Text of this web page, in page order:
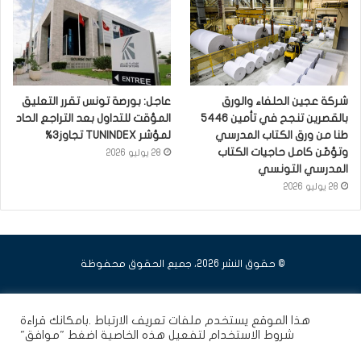
شركة عجين الحلفاء والورق
بالقصرين تنجح في تأمين 5446
طنا من ورق الكتاب المدرسي
وتؤمّن كامل حاجيات الكتاب
المدرسي التونسي
28 يوليو 2026
عاجل: بورصة تونس تقرر التعليق
المؤقت للتداول بعد التراجع الحاد
لمؤشر TUNINDEX تجاوز3%
28 يوليو 2026
© حقوق النشر 2026، جميع الحقوق محفوظة
هذا الموقع يستخدم ملفات تعريف الارتباط .بامكانك قراءة
شروط الاستخدام لتفعيل هذه الخاصية اضغط "موافق"